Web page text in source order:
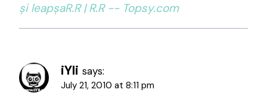
și leapșaR.R | R.R -- Topsy.com
iYli says:
July 21, 2010 at 8:11 pm